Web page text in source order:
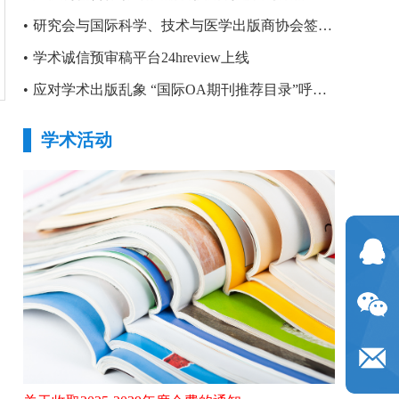
• 研究会与国际科学、技术与医学出版商协会签署合作备忘录
• 学术诚信预审稿平台24hreview上线
• 应对学术出版乱象 “国际OA期刊推荐目录”呼之欲出
学术活动